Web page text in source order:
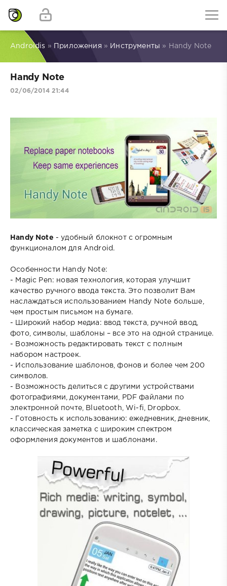
Androidis » Приложения » Инструменты » Handy Note
Handy Note
02/06/2014 21:44
Handy Note - удобный блокнот с огромным
функционалом для Android.
Особенности Handy Note:
- Magic Pen: новая технология, которая улучшит
качество ручного ввода текста. Это позволит Вам
наслаждаться использованием Handy Note больше,
чем простым письмом на бумаге.
- Широкий набор медиа: ввод текста, ручной ввод,
фото, символы, шаблоны – все это на одной странице.
- Возможность редактировать текст с полным
набором настроек.
- Использование шаблонов, фонов и более чем 200
символов.
- Возможность делиться с другими устройствами
фотографиями, документами, PDF файлами по
электронной почте, Bluetooth, Wi-fi, Dropbox.
- Готовность к использованию: ежедневник, дневник,
классическая заметка с широким спектром
оформления документов и шаблонами.